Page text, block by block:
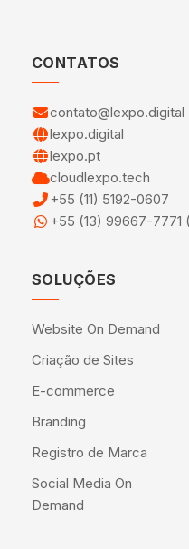
CONTATOS
contato@lexpo.digital
lexpo.digital
lexpo.pt
cloudlexpo.tech
+55 (11) 5192-0607
+55 (13) 99667-7771
SOLUÇÕES
Website On Demand
Criação de Sites
E-commerce
Branding
Registro de Marca
Social Media On
Demand